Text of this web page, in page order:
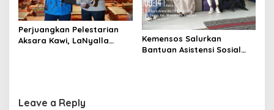
Perjuangkan Pelestarian
Aksara Kawi, LaNyalla
Kemensos Salurkan
Bantuan Asistensi Sosial
Leave a Reply